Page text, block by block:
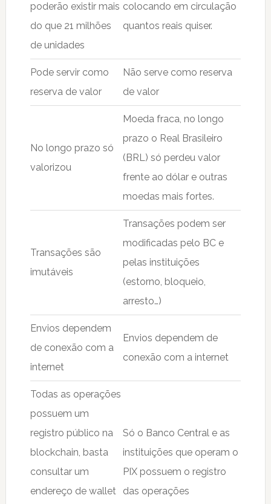
poderão existir mais
do que 21 milhões
de unidades
colocando em circulação
quantos reais quiser.
Pode servir como
reserva de valor
Não serve como reserva
de valor
No longo prazo só
valorizou
Moeda fraca, no longo
prazo o Real Brasileiro
(BRL) só perdeu valor
frente ao dólar e outras
moedas mais fortes.
Transações são
imutáveis
Transações podem ser
modificadas pelo BC e
pelas instituições
(estorno, bloqueio,
arresto…)
Envios dependem
de conexão com a
internet
Envios dependem de
conexão com a internet
Todas as operações
possuem um
registro público na
blockchain, basta
consultar um
endereço de wallet
Só o Banco Central e as
instituições que operam o
PIX possuem o registro
das operações